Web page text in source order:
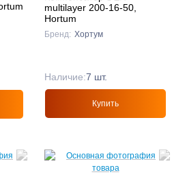
multilayer 200-16-50,
Hortum
Бренд: Хортум
Наличие:7 шт.
Купить